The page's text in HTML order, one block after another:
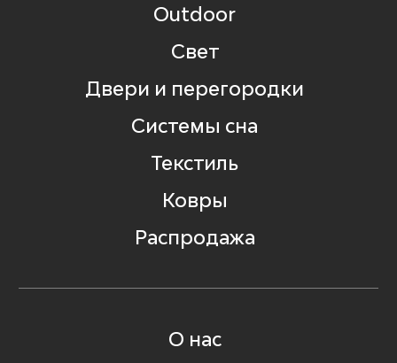
Outdoor
Свет
Двери и перегородки
Системы сна
Текстиль
Ковры
Распродажа
О нас